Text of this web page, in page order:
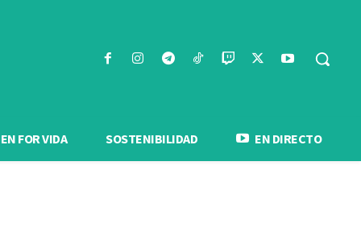
FOR VIDA SOSTENIBILIDAD EN DIRECTO